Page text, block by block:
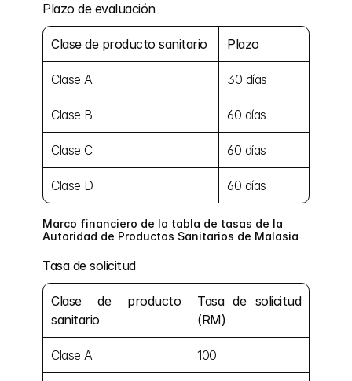
Plazo de evaluación
Clase de producto sanitario Plazo
Clase A 30 días
Clase B 60 días
Clase C 60 días
Clase D 60 días
Marco financiero de la tabla de tasas de la
Autoridad de Productos Sanitarios de Malasia
Tasa de solicitud
Clase de producto
sanitario
Tasa de solicitud
(RM)
Clase A 100